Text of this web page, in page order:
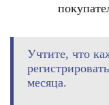
Учтите, что
месяца.